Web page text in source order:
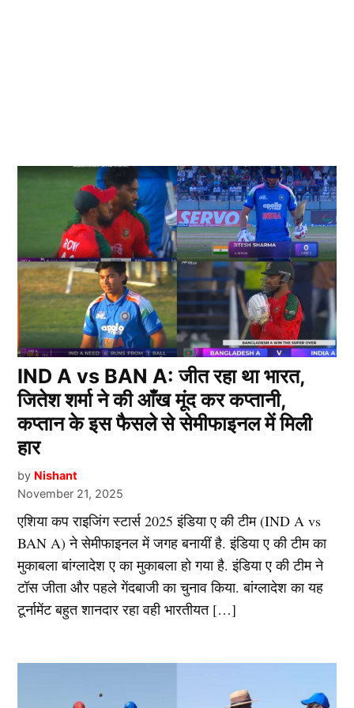
IND A vs BAN A: जीत रहा था भारत,
जितेश शर्मा ने की आँख मूंद कर कप्तानी,
कप्तान के इस फैसले से सेमीफाइनल में मिली
हार
by Nishant
November 21, 2025
एशिया कप राइजिंग स्टार्स 2025 इंडिया ए की टीम (IND A vs
BAN A) ने सेमीफाइनल में जगह बनायीं है. इंडिया ए की टीम का
मुकाबला बांग्लादेश ए का मुकाबला हो गया है. इंडिया ए की टीम ने
टॉस जीता और पहले गेंदबाजी का चुनाव किया. बांग्लादेश का यह
टूर्नामेंट बहुत शानदार रहा वही भारतीयत […]